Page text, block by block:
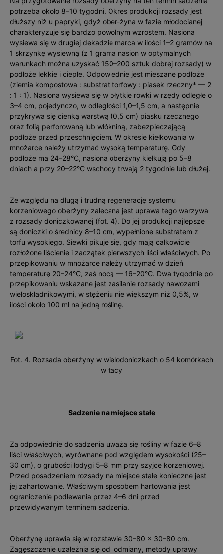
potrzeba około 8–10 tygodni. Okres produkcji rozsady jest
dłuższy niż u papryki, gdyż ober­­-żyna w fazie młodocianej
charakteryzuje się bardzo powolnym wzrostem. Nasiona
wysiewa się w drugiej dekadzie marca w ilości 1–2 gramów na
1 skrzynkę wysiewną (z 1 grama nasion w optymalnych
warunkach można uzys­kać 150–200 sztuk dobrej rozsady) w
podłoże lekkie i ciep­łe. Odpowiednie jest mieszane podłoże
(ziemia kompostowa : substrat torfowy : piasek rzeczny* — 2
: 1 : 1). Nasiona wysiewa się w płytkie rowki w rzędy odległe o
3–4 cm, pojedynczo, w odległości 1,0–1,5 cm, a następnie
przykrywa się cienką warstwą (0,5 cm) piasku rzecznego
oraz folią perforowaną lub włókniną, zabezpieczającą
podłoże przed przeschnięciem. W okresie kiełkowania w
mnożarce należy utrzymać wysoką temperaturę. Gdy
podłoże ma 24–28°C, nasiona oberżyny kiełkują po 5–8
dniach a przy 20–22°C wschody trwają 2 tygodnie lub dłużej.
Ze względu na długą i trudną regenerację systemu
korzeniowego oberżyny zalecana jest uprawa tego warzywa
z rozsady doniczkowanej (fot. 4). Do jej produkcji najlepsze
są doniczki o średnicy 8–10 cm, wypełnione substratem z
torfu wysokiego. Siewki pikuje się, gdy mają całkowicie
rozłożone liścienie i zaczątek pierwszych liści właściwych. Po
przepikowaniu w mnożarce należy utrzymać w dzień
temperaturę 20–24°C, zaś nocą — 16–20°C. Dwa tygodnie po
przepikowaniu wskazane jest zasilanie rozsady nawozami
wieloskładnikowymi, w stężeniu nie większym niż 0,5%, w
ilości około 100 ml na jedną roś­linę.
Fot. 4. Rozsada oberżyny w wielodoniczkach o 54 komórkach
w tacy
Sadzenie na miejsce stałe
Za odpowiednie do sadzenia uważa się rośliny w fazie 6–8
liści właściwych, wyrównane pod względem wysokości (25–
30 cm), o grubości łodygi 5–8 mm przy szyjce korzeniowej.
Przed posadzeniem rozsady na miejsce stałe konieczne jest
jej zahartowanie. Właściwym sposobem hartowania jest
ograniczenie podlewania przez 4–6 dni przed
przewidywanym terminem sadzenia.
Oberżynę uprawia się w rozstawie 30–80 x 30–80 cm.
Zagęszczenie uzależnia się od: odmiany, metody uprawy